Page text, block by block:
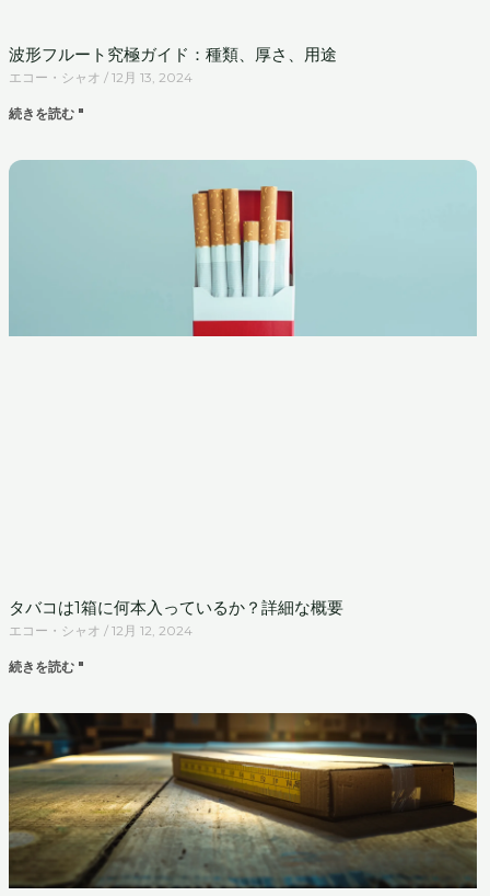
波形フルート究極ガイド：種類、厚さ、用途
エコー・シャオ 12月 13, 2024
続きを読む "
タバコは1箱に何本入っているか？詳細な概要
エコー・シャオ 12月 12, 2024
続きを読む "